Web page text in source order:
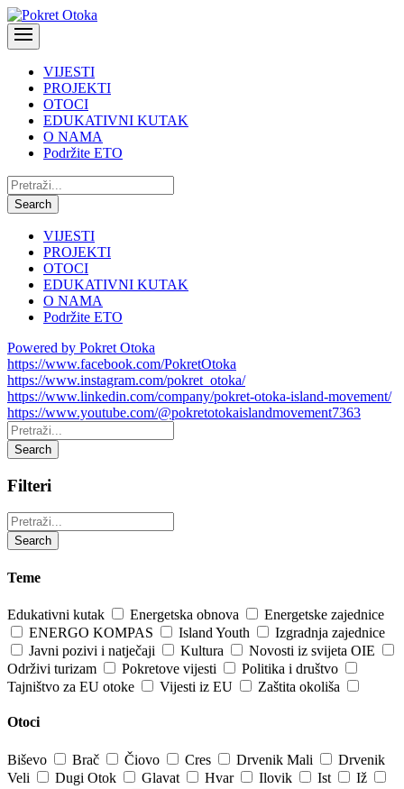
VIJESTI
PROJEKTI
OTOCI
EDUKATIVNI KUTAK
O NAMA
Podržite ETO
Pretraži:
Search
VIJESTI
PROJEKTI
OTOCI
EDUKATIVNI KUTAK
O NAMA
Podržite ETO
Powered by Pokret Otoka
https://www.facebook.com/PokretOtoka
https://www.instagram.com/pokret_otoka/
https://www.linkedin.com/company/pokret-otoka-island-movement/
https://www.youtube.com/@pokretotokaislandmovement7363
Pretraži:
Search
Filteri
Pretraži:
Search
Teme
Edukativni kutak Energetska obnova
Energetske zajednice
ENERGO KOMPAS
Island Youth
Izgradnja zajednice
Javni pozivi i natječaji
Kultura
Novosti iz svijeta OIE
Održivi turizam
Pokretove vijesti
Politika i društvo
Tajništvo za EU otoke
Vijesti iz EU Zaštita okoliša
Otoci
Biševo Brač Čiovo Cres Drvenik Mali
Drvenik
Veli
Dugi Otok Glavat Hvar Ilovik Ist
Iž